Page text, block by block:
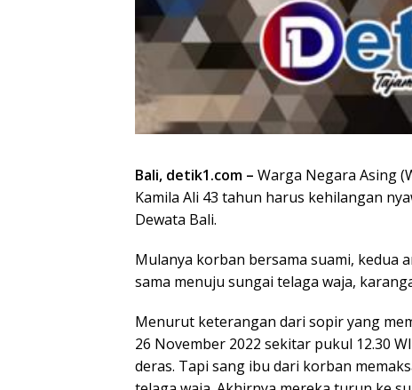
Bali, detik1.com – Warga Negara Asing
Kamila Ali 43 tahun harus kehilangan
Dewata Bali.
Mulanya korban bersama suami, kedua
sama menuju sungai telaga waja,
Menurut keterangan dari sopir yang
26 November 2022 sekitar pukul 12.30
deras. Tapi sang ibu dari korban